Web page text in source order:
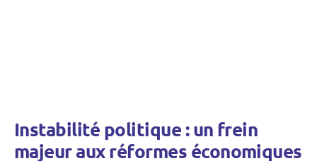
Instabilité politique : un frein
majeur aux réformes économiques